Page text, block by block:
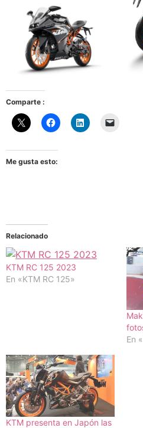
Comparte :
Me gusta esto:
Relacionado
KTM RC 125 2023
En «KTM RC 125»
En
KTM presenta en Japón las